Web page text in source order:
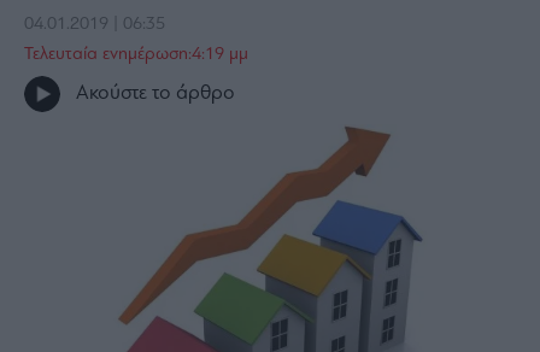
Media
Winners
&
Losers
Mononews2030
04.01.2019 | 06:35
Τελευταία ενημέρωση:4:19 μμ
Ακούστε το άρθρο